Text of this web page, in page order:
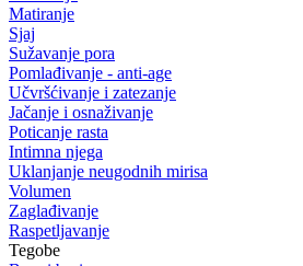
Matiranje
Sjaj
Sužavanje pora
Pomlađivanje - anti-age
Učvršćivanje i zatezanje
Jačanje i osnaživanje
Poticanje rasta
Intimna njega
Uklanjanje neugodnih mirisa
Volumen
Zaglađivanje
Raspetljavanje
Tegobe